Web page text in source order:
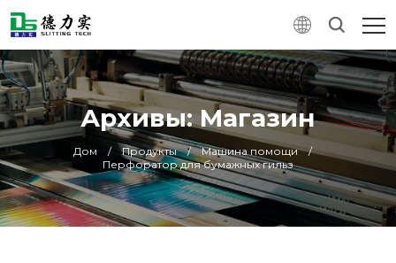
Архивы: Магазин
Дом / Продукты / Машина помощи
/
Перфоратор для бумажных гильз